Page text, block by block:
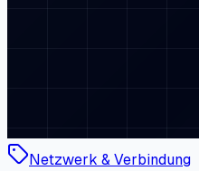
Netzwerk & Verbindung